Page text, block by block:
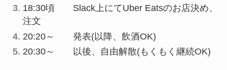
18:30頃 Slack上にてUber Eatsのお店決め、
注文
20:20～ 発表(以降、飲酒OK)
20:30～ 以後、自由解散(もくもく継続OK)